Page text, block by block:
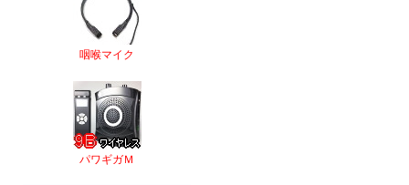
咽喉マイク
パワギガＭ